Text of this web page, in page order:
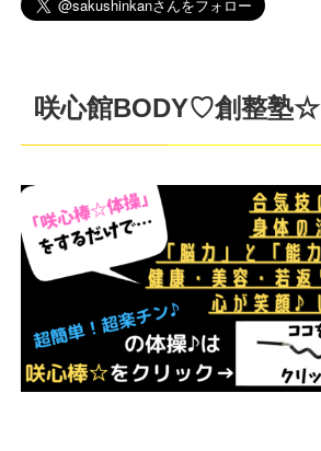
咲心館BODY♡創整塾☆